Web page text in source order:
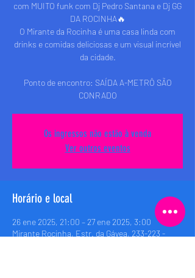
com MUITO funk com Dj Pedro Santana e Dj GG
DA ROCINHA🔥
O Mirante da Rocinha é uma casa linda com
drinks e comidas deliciosas e um visual incrível
da cidade.
Ponto de encontro: SAÍDA A-METRÔ SÃO
Os ingressos não estão à venda
Ver outros eventos
Horário e local
26 ene 2025, 21:00 – 27 ene 2025, 3:00
Mirante Rocinha, Estr. da Gávea, 233-223 -